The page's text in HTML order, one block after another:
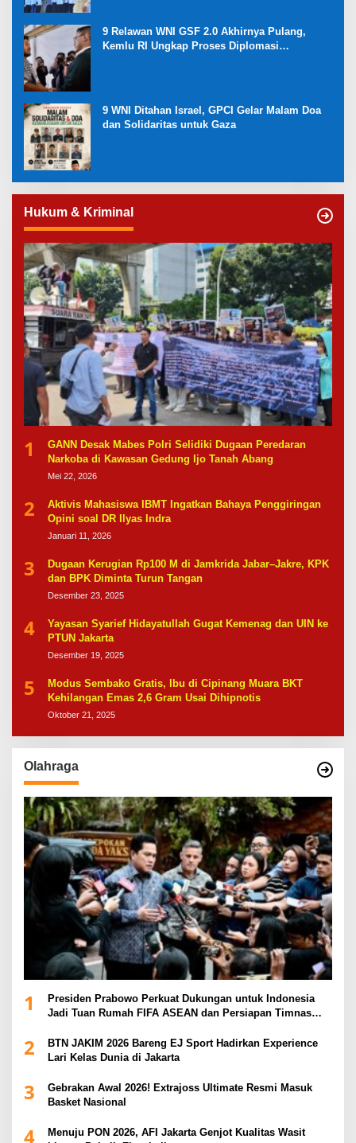
9 Relawan WNI GSF 2.0 Akhirnya Pulang,
Kemlu RI Ungkap Proses Diplomasi
9 WNI Ditahan Israel, GPCI Gelar Malam Doa
dan Solidaritas untuk Gaza
Hukum & Kriminal
1
GANN Desak Mabes Polri Selidiki Dugaan Peredaran
Narkoba di Kawasan Gedung Ijo Tanah Abang
Mei 22, 2026
2
Aktivis Mahasiswa IBMT Ingatkan Bahaya Penggiringan
Opini soal DR Ilyas Indra
Januari 11, 2026
3
Dugaan Kerugian Rp100 M di Jamkrida Jabar–Jakre, KPK
dan BPK Diminta Turun Tangan
Desember 23, 2025
4
Yayasan Syarief Hidayatullah Gugat Kemenag dan UIN ke
PTUN Jakarta
Desember 19, 2025
5
Modus Sembako Gratis, Ibu di Cipinang Muara BKT
Kehilangan Emas 2,6 Gram Usai Dihipnotis
Oktober 21, 2025
Olahraga
1
Presiden Prabowo Perkuat Dukungan untuk Indonesia
Jadi Tuan Rumah FIFA ASEAN dan Persiapan Timnas
2
BTN JAKIM 2026 Bareng EJ Sport Hadirkan Experience
Lari Kelas Dunia di Jakarta
3
Gebrakan Awal 2026! Extrajoss Ultimate Resmi Masuk
Basket Nasional
4
Menuju PON 2026, AFI Jakarta Genjot Kualitas Wasit